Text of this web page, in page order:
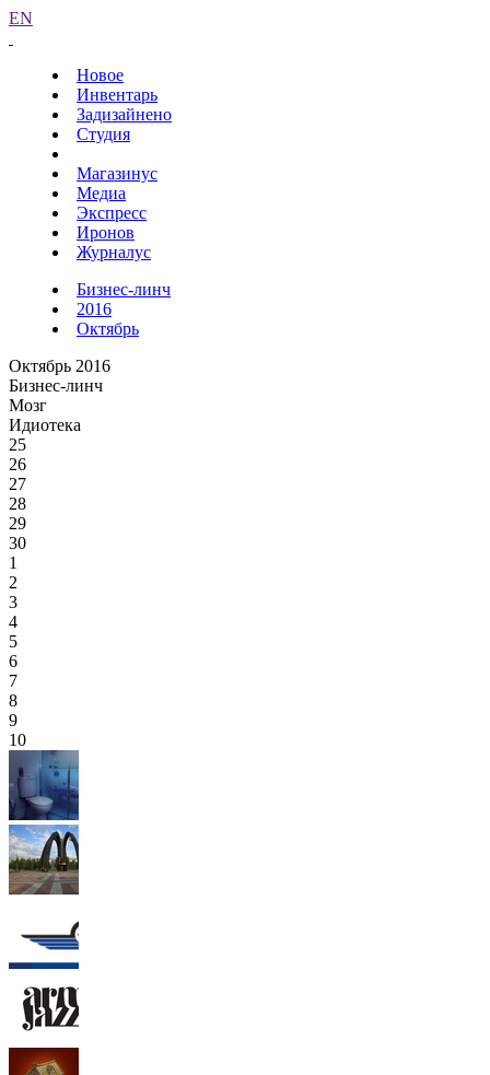
EN
Новое
Инвентарь
Задизайнено
Студия
Магазинус
Медиа
Экспресс
Иронов
Журналус
Бизнес-линч
2016
Октябрь
Октябрь 2016
Бизнес-линч
Мозг
Идиотека
25
26
27
28
29
30
1
2
3
4
5
6
7
8
9
10